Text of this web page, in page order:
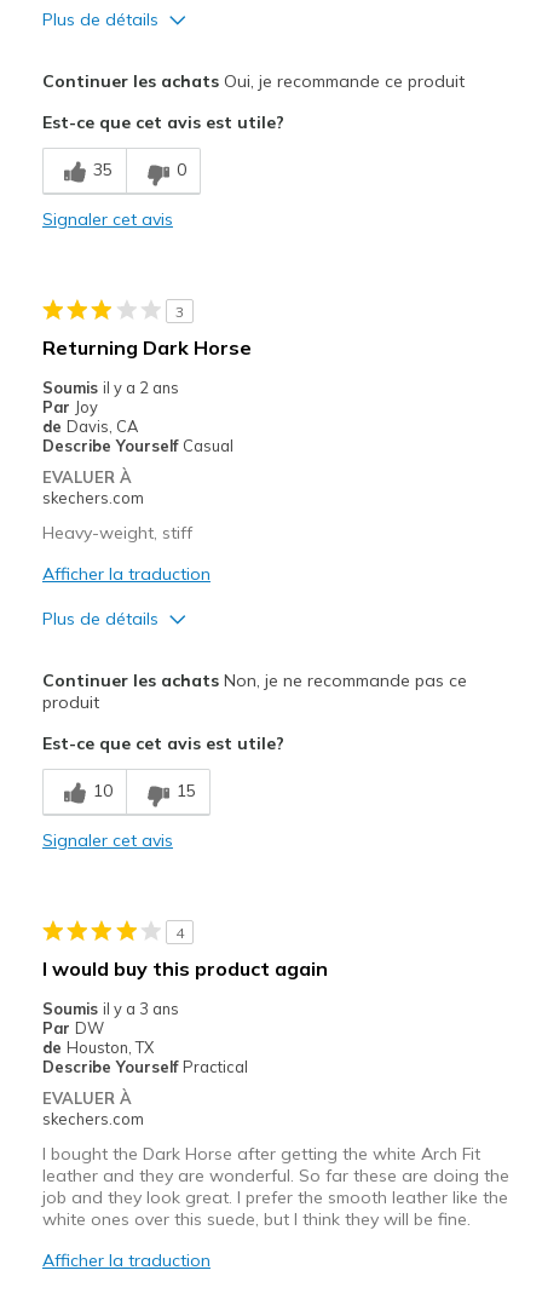
Plus de détails
Breathe Well
Comfortable
Les meilleures utilisations
Going Out
Special Occasions
Travel
Width
View On Shoes
Continuer les achatsOui, je recommande ce produit
Est-ce que cet avis est utile?
35 0
Signaler cet avis
3
Returning Dark Horse
Soumis il y a 2 ans
Par Joy
de Davis, CA
Describe Yourself Casual
EVALUER À
skechers.com
Heavy-weight, stiff
Afficher la traduction
Plus de détails
Durable
Les meilleures utilisations
Casual Wear
Width
Continuer les achatsNon, je ne recommande pas ce
produit
Est-ce que cet avis est utile?
10 15
Signaler cet avis
4
I would buy this product again
Soumis il y a 3 ans
Par DW
de Houston, TX
Describe Yourself Practical
EVALUER À
skechers.com
I bought the Dark Horse after getting the white Arch Fit
leather and they are wonderful. So far these are doing the
job and they look great. I prefer the smooth leather like the
white ones over this suede, but I think they will be fine.
Afficher la traduction